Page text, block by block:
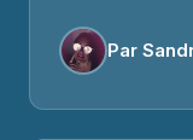
Par